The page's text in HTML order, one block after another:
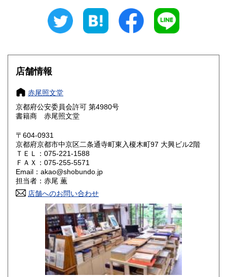
1,000円 静岡県
1,000円 三重県
滋賀県 1,000円 京都府 1,000円
大阪府
奈良県
鳥取県
岡山県 1,000円 広島県 1,000円
山口県 1,000円
香川県
1,000円 福岡県
1,000円 長崎県
1,000円 大分県
1,000円 鹿児島県
店舗情報
赤尾照文堂
京都府公安委員会許可 第4980号
書籍商 赤尾照文堂
〒604-0931
京都府京都市中京区二条通寺町東入榎木町97 大興ビル2階
ＴＥＬ：075-221-1588
ＦＡＸ：075-255-5571
Email：akao@shobundo.jp
担当者：赤尾 薫
店舗へのお問い合わせ